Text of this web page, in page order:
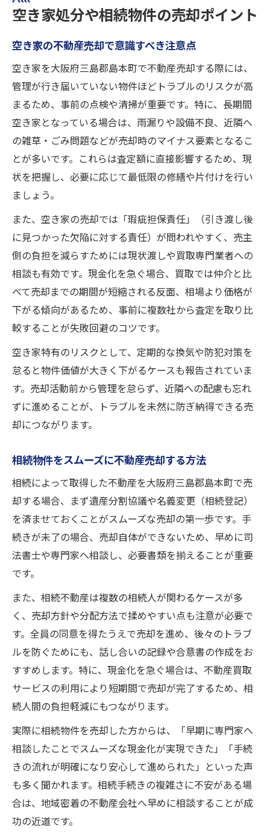
空き家処分や相続物件の売却ポイント
空き家の不動産売却で意識すべき注意点
空き家を大阪府三島郡島本町で不動産売却する際には、
管理が行き届いていない物件ほどトラブルのリスクが高
まるため、事前の点検や清掃が重要です。特に、長期間
空き家となっている場合は、雨漏りや設備不良、近隣へ
の雑草・ごみ問題などが売却時のマイナス要素となるこ
とが多いです。これらは査定額に直接影響するため、現
状を把握し、必要に応じて最低限の修繕や片付けを行い
ましょう。
また、空き家の売却では「瑕疵担保責任」（引き渡し後
に見つかった欠陥に対する責任）が問われやすく、売主
側の負担を減らすためには現状渡しや買取専門業者への
相談も有効です。現金化を急ぐ場合、買取では仲介と比
べて売却までの期間が短縮される反面、相場より価格が
下がる傾向があるため、事前に複数社から査定を取り比
較することが失敗回避のコツです。
空き家特有のリスクとして、定期的な換気や防犯対策を
怠ると物件価値が大きく下がるケースも報告されていま
す。売却活動前から管理を怠らず、近隣への配慮も忘れ
ずに進めることが、トラブルを未然に防ぎ納得できる売
却につながります。
相続物件をスムーズに不動産売却する方法
相続によって取得した不動産を大阪府三島郡島本町で売
却する場合、まず遺産分割協議や名義変更（相続登記）
を済ませておくことがスムーズな売却の第一歩です。手
続きが未了の場合、売却自体ができないため、早めに司
法書士や専門家へ相談し、必要書類を揃えることが重要
です。
また、相続不動産は複数の相続人が関わるケースが多
く、売却方針や分配方法で揉めやすい点も注意が必要で
す。全員の同意を得たうえで売却を進め、後々のトラブ
ルを防ぐためにも、話し合いの記録や合意書の作成をお
すすめします。特に、現金化を急ぐ場合は、不動産買取
サービスの利用により短期間で売却が完了するため、相
続人間の負担軽減にもつながります。
実際に相続物件を売却した方からは、「早期に専門家へ
相談したことでスムーズな現金化が実現できた」「手続
きの流れが明確になり安心して進められた」といった声
も多く聞かれます。相続手続きの複雑さに不安がある場
合は、地域密着の不動産会社へ早めに相談することが成
功の近道です。